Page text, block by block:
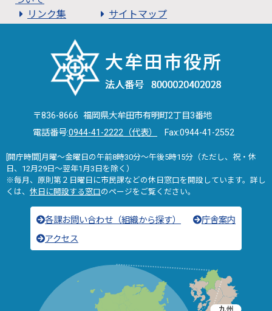
リンク集
サイトマップ
〒836-8666 福岡県大牟田市有明町2丁目3番地
電話番号:0944-41-2222（代表） Fax:0944-41-2552
[開庁時間]月曜～金曜日の午前8時30分～午後5時15分（ただし、祝・休
日、12月29日～翌年1月3日を除く）
※毎月、原則第２日曜日に市民課などの休日窓口を開設しています。詳し
くは、 休日に開設する窓口のページをご覧ください。
各課お問い合わせ（組織から探す）
庁舎案内
アクセス